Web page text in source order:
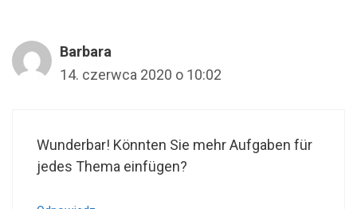
Barbara
14. czerwca 2020 o 10:02
Wunderbar! Könnten Sie mehr Aufgaben für
jedes Thema einfügen?